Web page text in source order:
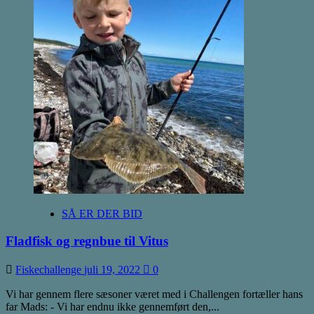
Nohr
klaret
årets
FISKECHALLENGE
SÅ ER DER BID
Fladfisk og regnbue til Vitus
Fiskechallenge juli 19, 2022 0
Vi har gennem flere sæsoner været med i Challengen fortæller hans
far Mads: - Vi har endnu ikke gennemført den,...